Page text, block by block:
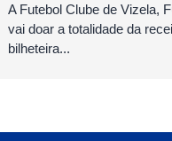
A Futebol Clube de Vizela,
vai doar a totalidade da
bilheteira...